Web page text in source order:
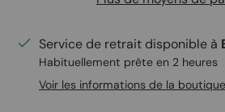
Service de retrait disponible à
Habituellement prête en 2 heures
Voir les informations de la boutique